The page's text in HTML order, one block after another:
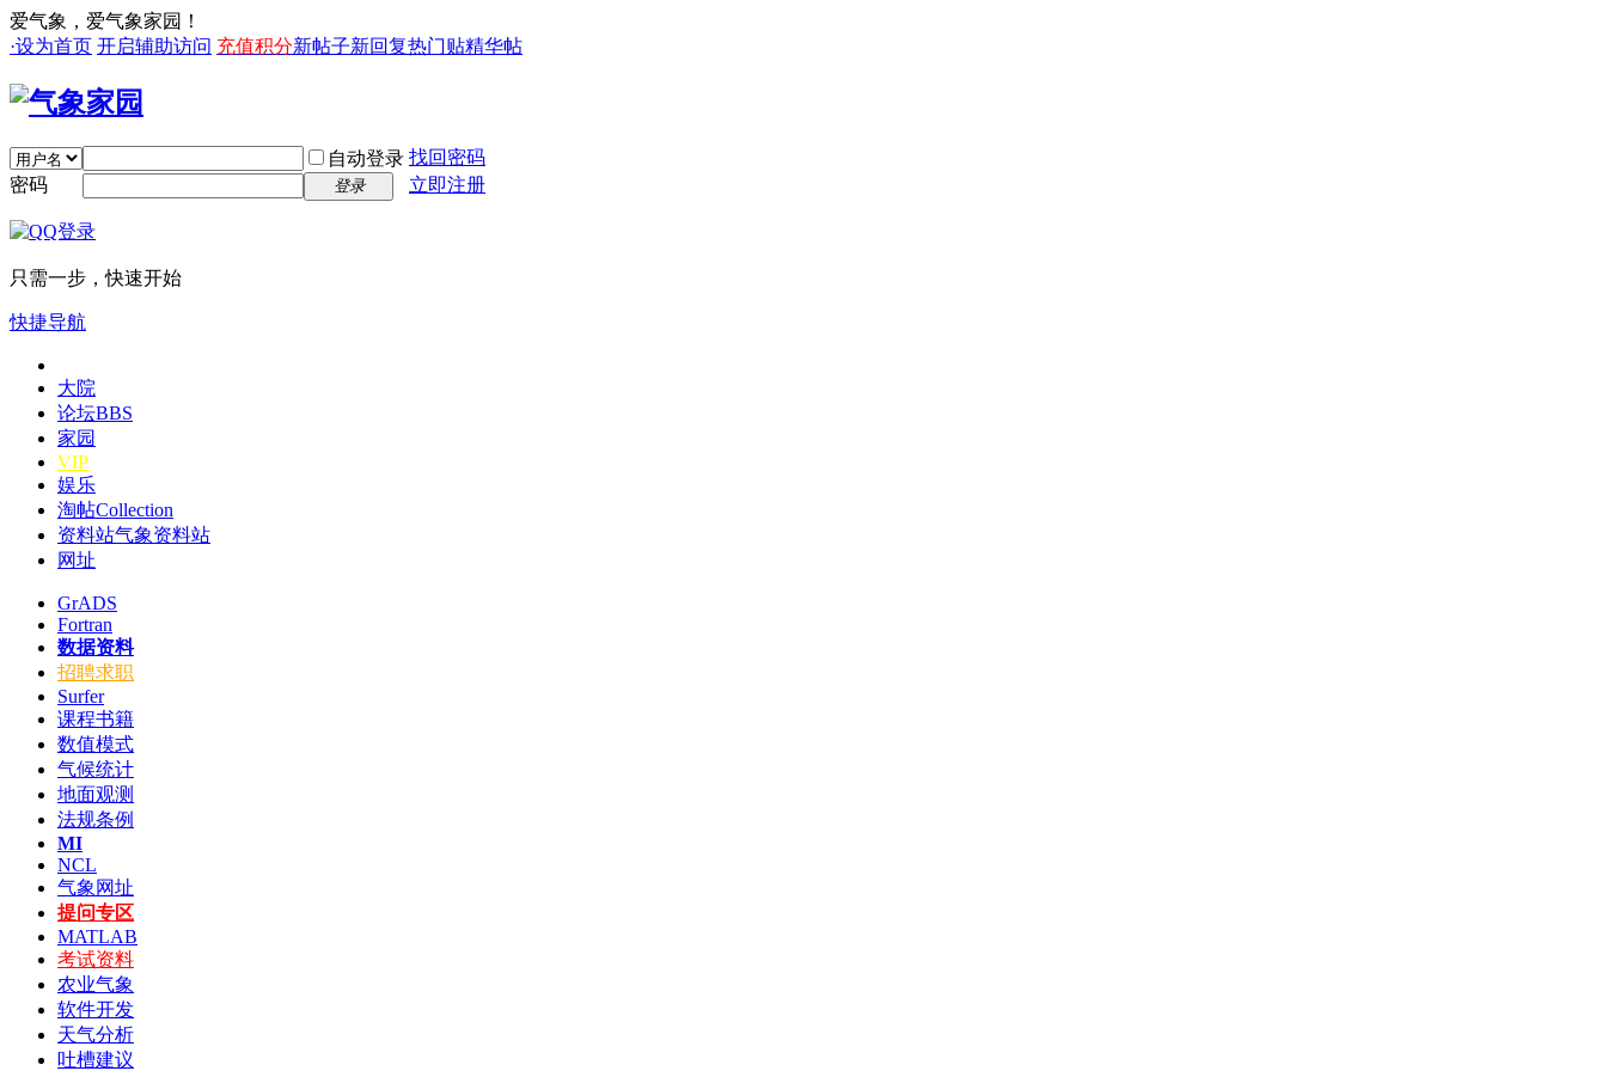
爱气象，爱气象家园！
·设为首页 开启辅助访问 充值积分新帖子新回复热门贴精华帖
自动登录 找回密码
密码
登录 立即注册
只需一步，快速开始
快捷导航
大院
论坛BBS
家园
VIP
娱乐
淘帖Collection
资料站气象资料站
网址
GrADS
Fortran
数据资料
招聘求职
Surfer
课程书籍
数值模式
气候统计
地面观测
法规条例
MI
NCL
气象网址
提问专区
MATLAB
考试资料
农业气象
软件开发
天气分析
吐槽建议